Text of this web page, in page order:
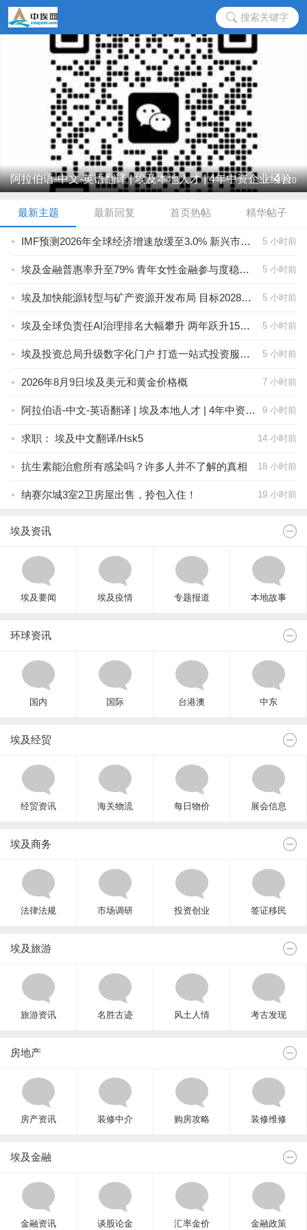
搜索关键字
阿拉伯语-中文-英语翻译 | 埃及本地人才 | 4年中资企业经验
4/10
最新主题 最新回复 首页热帖 精华帖子
5 小时前
IMF预测2026年全球经济增速放缓至3.0% 新兴市场展现增长韧性
5 小时前
埃及金融普惠率升至79% 青年女性金融参与度稳步增长
5 小时前
埃及加快能源转型与矿产资源开发布局 目标2028年可再生能源占比达45%
5 小时前
埃及全球负责任AI治理排名大幅攀升 两年跃升15位位列全球第48名
5 小时前
埃及投资总局升级数字化门户 打造一站式投资服务平台
7 小时前
2026年8月9日埃及美元和黄金价格概
9 小时前
阿拉伯语-中文-英语翻译 | 埃及本地人才 | 4年中资企业经验
14 小时前
求职： 埃及中文翻译/Hsk5
18 小时前
抗生素能治愈所有感染吗？许多人并不了解的真相
19 小时前
纳赛尔城3室2卫房屋出售，拎包入住！
埃及资讯
埃及要闻 埃及疫情 专题报道 本地故事
环球资讯
国内 国际 台港澳 中东
埃及经贸
经贸资讯 海关物流 每日物价 展会信息
埃及商务
法律法规 市场调研 投资创业 签证移民
埃及旅游
旅游资讯 名胜古迹 风土人情 考古发现
房地产
房产资讯 装修中介 购房攻略 装修维修
埃及金融
金融资讯 谈股论金 汇率金价 金融政策